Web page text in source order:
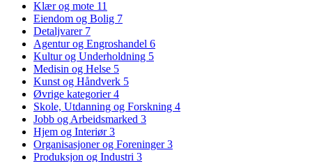
Klær og mote 11
Eiendom og Bolig 7
Detaljvarer 7
Agentur og Engroshandel 6
Kultur og Underholdning 5
Medisin og Helse 5
Kunst og Håndverk 5
Øvrige kategorier4
Skole, Utdanning og Forskning 4
Jobb og Arbeidsmarked 3
Hjem og Interiør3
Organisasjoner og Foreninger3
Produksjon og Industri 3